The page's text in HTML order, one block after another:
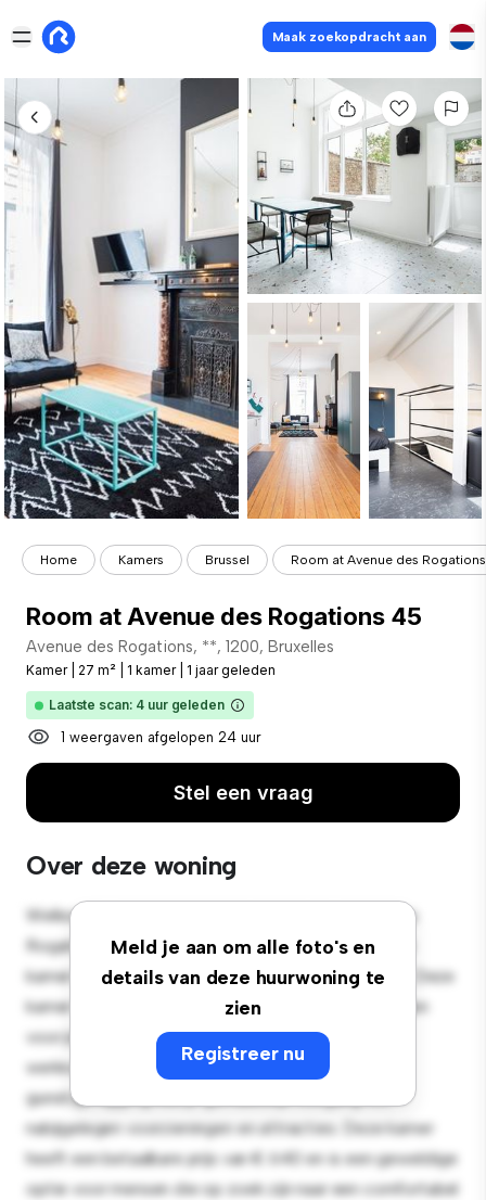
Maak zoekopdracht aan
Home Kamers Brussel Room at Avenue des
Room at Avenue des Rogations 45
Avenue des Rogations, **, 1200, Bruxelles
Kamer 27 m² 1 kamer 1 jaar geleden
Laatste scan: 4 uur geleden
1 weergaven afgelopen 24 uur
Stel een vraag
Over deze woning
Meld je aan om alle foto's en
details van deze huurwoning te
zien
Registreer nu
Welkom bij je nieuwe toevluchtsoord in Avenue des
Rogations, 45, 1200, Bruxelles! Deze comfortabele
kamer biedt een rustige en persoonlijke leefruimte. Deze
kamer is ingericht met de essentiële benodigdheden
voor je gemak en biedt een comfortabel bed, een
werkruimte en opbergmogelijkheden. Dankzij de
gunstige ligging heb je gemakkelijk toegang tot
nabijgelegen voorzieningen en attracties. Deze kamer
heeft een betaalbare prijs van € 640 en is een geweldige
optie voor mensen die op zoek zijn naar een comfortabel